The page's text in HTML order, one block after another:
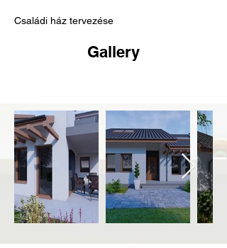
Családi ház tervezése
Gallery